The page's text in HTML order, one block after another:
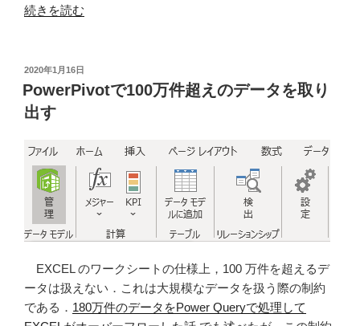
ー
抽
出
し
EXCEL
表
る”
の
“今
年
間
の
本
の
の
将
人
続きを読む
投
稿
日:
2020年1月16日
PowerPivotで100万件超えのデータを取り
出す
EXCEL のワークシートの仕様上，100 万件を超えるデ
ータは扱えない．これは大規模なデータを扱う際の制約
である． 180万件のデータをPower Queryで処理して